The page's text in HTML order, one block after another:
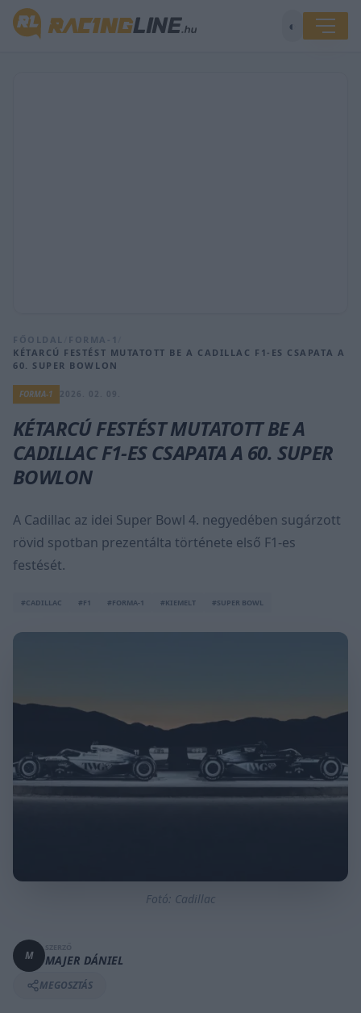
◐
FŐOLDAL FORMA-1
KÉTARCÚ FESTÉST MUTATOTT BE A CADILLAC F1-ES CSAPATA A
60. SUPER BOWLON
FORMA-1
KÉTARCÚ FESTÉST MUTATOTT BE A
CADILLAC F1-ES CSAPATA A 60. SUPER
BOWLON
A Cadillac az idei Super Bowl 4. negyedében sugárzott
rövid spotban prezentálta története első F1-es
festését.
#CADILLAC #F1 #FORMA-1 #KIEMELT #SUPER BOWL
Fotó: Cadillac
M MAJER DÁNIEL
MEGOSZTÁS